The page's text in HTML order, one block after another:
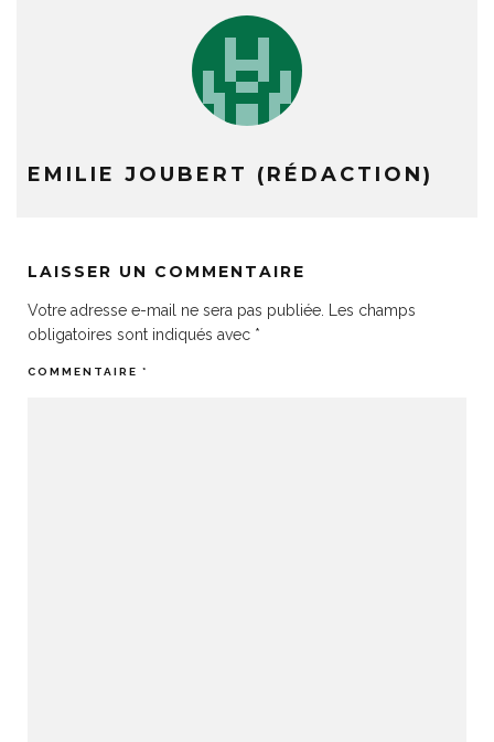
EMILIE JOUBERT (RÉDACTION)
LAISSER UN COMMENTAIRE
Votre adresse e-mail ne sera pas publiée.
Les champs
obligatoires sont indiqués avec *
COMMENTAIRE *